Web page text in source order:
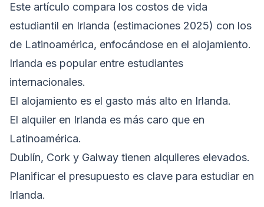
Este artículo compara los costos de vida
estudiantil en Irlanda (estimaciones 2025) con los
de Latinoamérica, enfocándose en el alojamiento.
Irlanda es popular entre estudiantes
internacionales.
El alojamiento es el gasto más alto en Irlanda.
El alquiler en Irlanda es más caro que en
Latinoamérica.
Dublín, Cork y Galway tienen alquileres elevados.
Planificar el presupuesto es clave para estudiar en
Irlanda.